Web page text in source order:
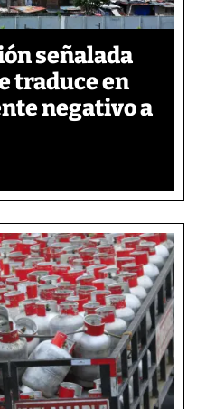
señalada
traduce en
negativo a